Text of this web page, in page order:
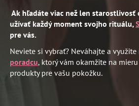
Ak hľadáte viac než len starostlivosť
užívať každý moment svojho rituálu,
pre vás.
Neviete si vybrať? Neváhajte a využite
poradcu, ktorý vám okamžite na
produkty pre vašu pokožku.